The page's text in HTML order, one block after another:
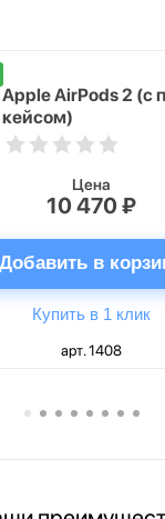
Apple AirPods 2 (с
кейсом)
Цена
10 470 ₽
Добавить в
Купить в 1 клик
арт. 1408